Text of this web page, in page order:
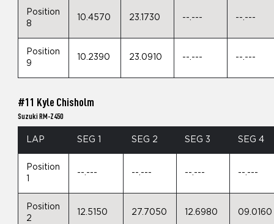
Position
8
10.4570 23.1730 --.--- --.---
Position
9
10.2390 23.0910 --.--- --.---
#11 Kyle Chisholm
Suzuki RM-Z450
LAP SEG 1 SEG 2 SEG 3 SEG 4
Position
--.--- --.--- --.--- --.---
Position
2
12.5150 27.7050 12.6980 09.0160